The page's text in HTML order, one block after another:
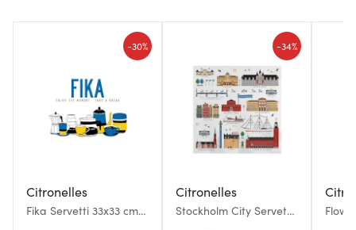
Citronelles
Fika Servetti 33x33 cm
-30%
Citronelles
Stockholm City Servetti
-34%